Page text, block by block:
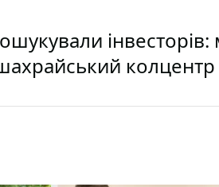
колцентр